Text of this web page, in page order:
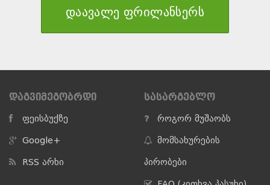
დაავალე ფრილანსერს
ᲓᲐᲒᲕᲘᲛᲔᲒᲝᲑᲠᲓᲘ
ფეისბუქზე
Google+
RSS არხი
ᲡᲐᲡᲐᲠᲒᲔᲑᲚᲝ
როგორ მუშაობს
მომსახურების
პირობები